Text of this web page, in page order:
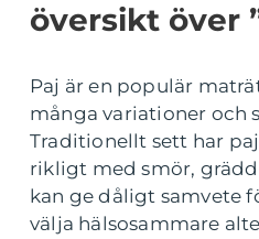
översikt över
Paj är en populär
många variationer och
Traditionellt sett har
rikligt med smör,
kan ge dåligt samvete
välja hälsosammare